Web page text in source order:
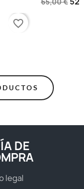
65,00 €
favorite_border
DE
legal